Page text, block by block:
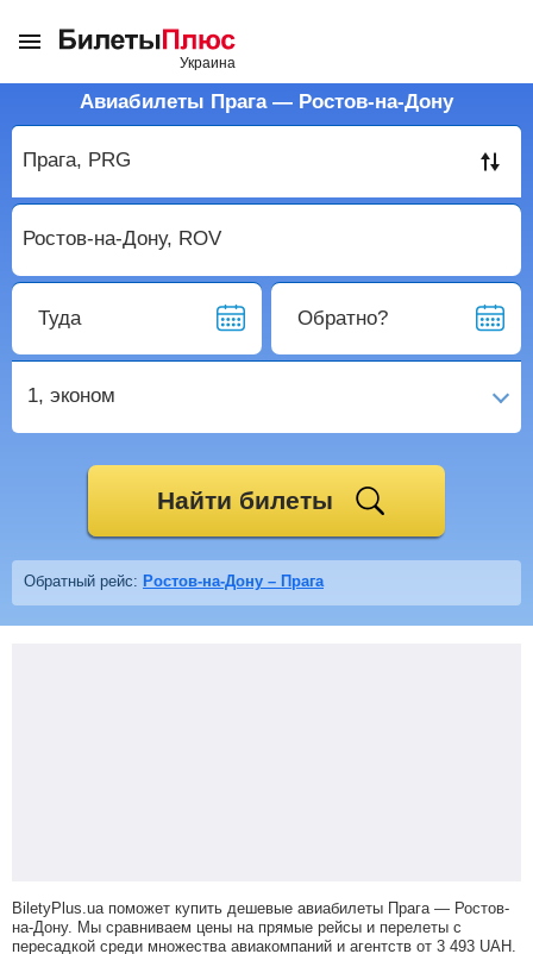
Авиабилеты Прага — Ростов-на-Дону
Туда Обратно?
1, эконом
Найти билеты
Обратный рейс: Ростов-на-Дону – Прага
BiletyPlus.ua поможет купить дешевые авиабилеты Прага — Ростов-
на-Дону. Мы сравниваем цены на прямые рейсы и перелеты с
пересадкой среди множества авиакомпаний и агентств от 3 493 UAH